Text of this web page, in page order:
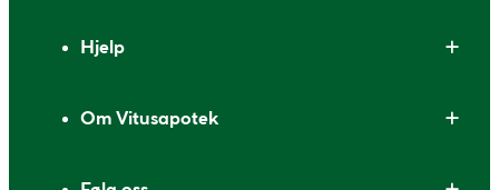
Hjelp
Om Vitusapotek